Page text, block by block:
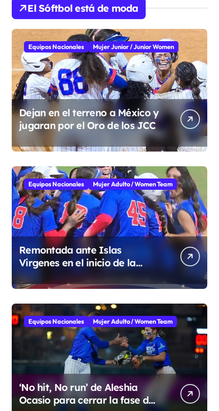
El Sóftbol está de moda
Equipos Nacionales Mujer Junior / Junior Women
Dejan en el terreno a México y
jugaran por el Oro de los JCC
Equipos Nacionales Mujer Adulto / Women Team
Remontada ante Islas
Virgenes en el inicio de la
Super Ronda
Equipos Nacionales Mujer Adulto / Women Team
‘No hit, No run’ de Aleshia
Ocasio para cerrar la fase de